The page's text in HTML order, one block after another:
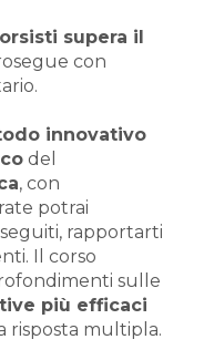
supera il
con
innovativo
del
, con
potrai
rapportarti
Il corso
sulle
più efficaci
risposta multipla.